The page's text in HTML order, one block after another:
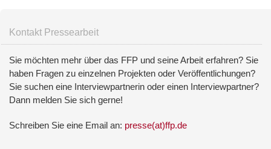
Kontakt Pressearbeit
Sie möchten mehr über das FFP und seine Arbeit erfahren? Sie
haben Fragen zu einzelnen Projekten oder Veröffentlichungen?
Sie suchen eine Interviewpartnerin oder einen Interviewpartner?
Dann melden Sie sich gerne!
Schreiben Sie eine Email an: presse(at)ffp.de